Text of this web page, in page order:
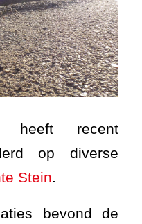
heeft recent
op diverse
Stein.
bevond de